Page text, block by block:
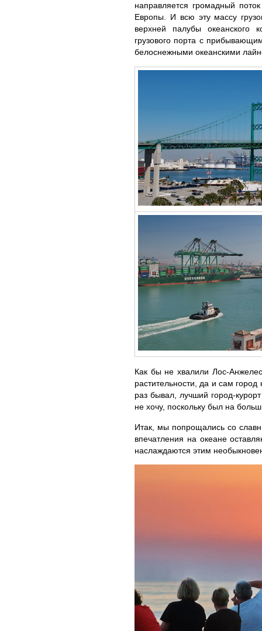
направляется громадный
Европы. И всю эту массу
верхней палубы океанского
грузового порта с
белоснежными океанскими
Как бы не хвалили Лос-
растительности, да и сам
раз бывал, лучший город-
не хочу, поскольку был на
Итак, мы попрощались со
впечатления на океане
наслаждаются этим